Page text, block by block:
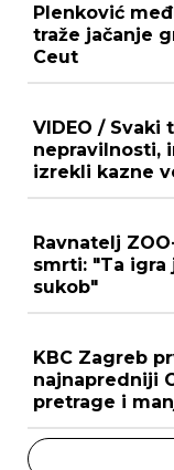
Plenković
traže jačanje
Ceut
VIDEO /
nepravilnosti,
izrekli kazne
Ravnatelj
smrti: "Ta igra
sukob"
KBC Zagreb
najnapredniji
pretrage i